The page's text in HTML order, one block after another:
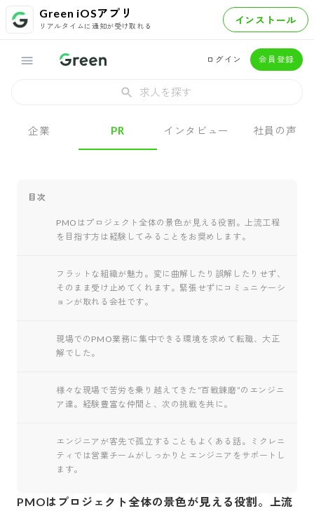
Green iOSアプリ
リアルタイムに通知が受け取れる インストール
ログイン 会員登録
求人を探す
企業 PR インタビュー 社員の声
目次
PMOはプロジェクト全体の景色が見える役割。上流工程
を目指す方は経験してみることをお奨めします。
フラットな組織が魅力。変に曲解したり誤解したりせず、
そのまま受け止めてくれます。緊張せずにコミュニケーシ
ョンが取れる会社です。
現場でのPMO業務に集中できる環境を求めて転職、大正
解でした。
様々な現場で苦労を乗り越えてきた“百戦錬磨”のエンジニ
ア達。経験豊富な仲間と、次の挑戦を共に。
エンジニアが客先で孤立することもよくある話。ミクレニ
ティでは営業チームがしっかりとエンジニアをサポートし
ます。
PMOはプロジェクト全体の景色が見える役割。上流